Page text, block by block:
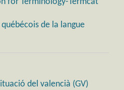
de la langue
del valencià (GV)